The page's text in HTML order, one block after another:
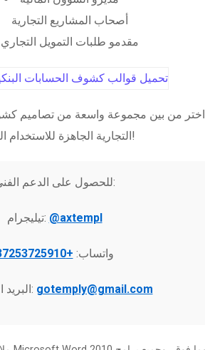
أصحاب المشاريع التجارية
مقدمو طلبات التمويل التجاري
اختر من بين مجموعة واسعة من تصاميم
التجارية الجاهزة للاستخدام الفوري!
للحصول على الدعم الفني:
تيليجرام: @axtempl
واتساب: +37253725910
البريد الإلكتروني: gotemply@gmail.com